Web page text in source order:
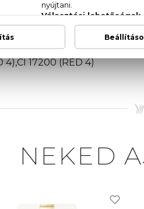
AQUA (WATER),
PENTAERYTHRITYL
4),CI 17200 (RED 4)
NEKED